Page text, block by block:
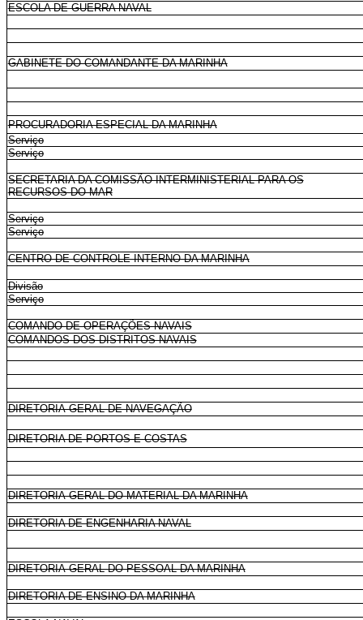
ESCOLA DE GUERRA NAVAL
GABINETE DO COMANDANTE DA MARINHA
PROCURADORIA ESPECIAL DA MARINHA
Serviço
Serviço
SECRETARIA DA COMISSÃO INTERMINISTERIAL PARA OS
RECURSOS DO MAR
Serviço
Serviço
CENTRO DE CONTROLE INTERNO DA MARINHA
Divisão
Serviço
COMANDO DE OPERAÇÕES NAVAIS
COMANDOS DOS DISTRITOS NAVAIS
DIRETORIA-GERAL DE NAVEGAÇÃO
DIRETORIA DE PORTOS E COSTAS
DIRETORIA-GERAL DO MATERIAL DA MARINHA
DIRETORIA DE ENGENHARIA NAVAL
DIRETORIA-GERAL DO PESSOAL DA MARINHA
DIRETORIA DE ENSINO DA MARINHA